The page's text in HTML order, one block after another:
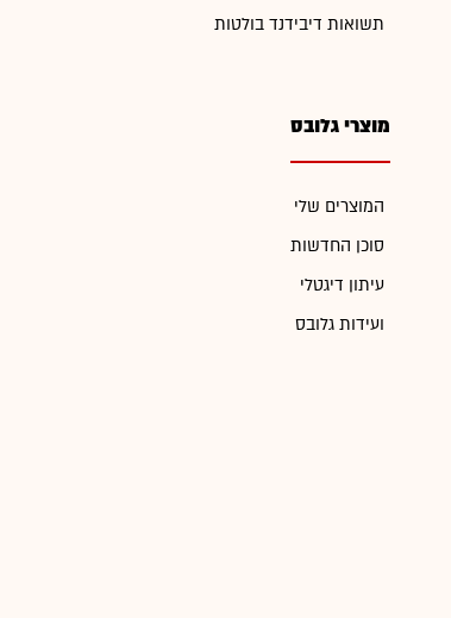
תשואות דיבידנד בולטות
מוצרי גלובס
המוצרים שלי
סוכן החדשות
עיתון דיגטלי
ועידות גלובס